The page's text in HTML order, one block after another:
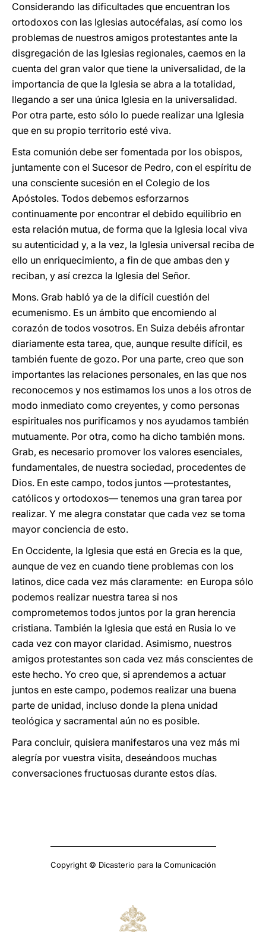
Considerando las dificultades que encuentran los
ortodoxos con las Iglesias autocéfalas, así como los
problemas de nuestros amigos protestantes ante la
disgregación de las Iglesias regionales, caemos en la
cuenta del gran valor que tiene la universalidad, de la
importancia de que la Iglesia se abra a la totalidad,
llegando a ser una única Iglesia en la universalidad.
Por otra parte, esto sólo lo puede realizar una Iglesia
que en su propio territorio esté viva.
Esta comunión debe ser fomentada por los obispos,
juntamente con el Sucesor de Pedro, con el espíritu de
una consciente sucesión en el Colegio de los
Apóstoles. Todos debemos esforzarnos
continuamente por encontrar el debido equilibrio en
esta relación mutua, de forma que la Iglesia local viva
su autenticidad y, a la vez, la Iglesia universal reciba de
ello un enriquecimiento, a fin de que ambas den y
reciban, y así crezca la Iglesia del Señor.
Mons. Grab habló ya de la difícil cuestión del
ecumenismo. Es un ámbito que encomiendo al
corazón de todos vosotros. En Suiza debéis afrontar
diariamente esta tarea, que, aunque resulte difícil, es
también fuente de gozo. Por una parte, creo que son
importantes las relaciones personales, en las que nos
reconocemos y nos estimamos los unos a los otros de
modo inmediato como creyentes, y como personas
espirituales nos purificamos y nos ayudamos también
mutuamente. Por otra, como ha dicho también mons.
Grab, es necesario promover los valores esenciales,
fundamentales, de nuestra sociedad, procedentes de
Dios. En este campo, todos juntos ―protestantes,
católicos y ortodoxos― tenemos una gran tarea por
realizar. Y me alegra constatar que cada vez se toma
mayor conciencia de esto.
En Occidente, la Iglesia que está en Grecia es la que,
aunque de vez en cuando tiene problemas con los
latinos, dice cada vez más claramente: en Europa sólo
podemos realizar nuestra tarea si nos
comprometemos todos juntos por la gran herencia
cristiana. También la Iglesia que está en Rusia lo ve
cada vez con mayor claridad. Asimismo, nuestros
amigos protestantes son cada vez más conscientes de
este hecho. Yo creo que, si aprendemos a actuar
juntos en este campo, podemos realizar una buena
parte de unidad, incluso donde la plena unidad
teológica y sacramental aún no es posible.
Para concluir, quisiera manifestaros una vez más mi
alegría por vuestra visita, deseándoos muchas
conversaciones fructuosas durante estos días.
Copyright © Dicasterio para la Comunicación